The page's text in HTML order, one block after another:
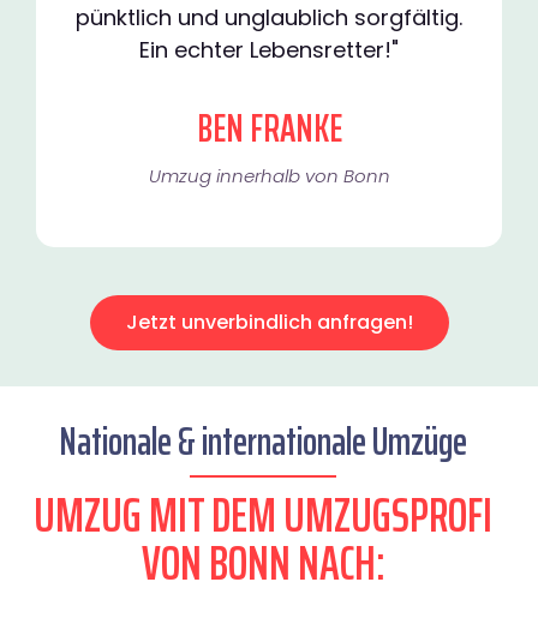
pünktlich und unglaublich sorgfältig.
Ein echter Lebensretter!"
BEN FRANKE
Umzug innerhalb von Bonn​
Jetzt unverbindlich anfragen!
Nationale & internationale Umzüge
UMZUG MIT DEM UMZUGSPROFI
VON BONN NACH: